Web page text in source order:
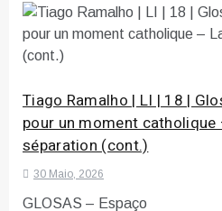
Tiago Ramalho | LI | 18 |
pour un moment
séparation (cont.)
30 Maio, 2026
GLOSAS – Espaço